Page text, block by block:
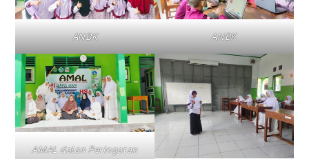
ANBK ANBK
AMAL dalan Peringatan